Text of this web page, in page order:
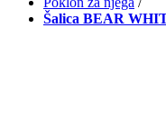
Šalica BEAR